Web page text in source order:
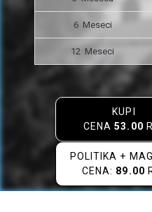
6 Meseci
12 Meseci
KUPI
CENA53.00
POLITIKA +
CENA: 89.00